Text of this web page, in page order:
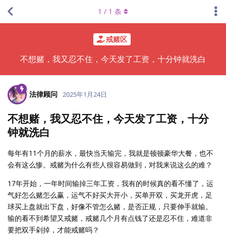
戒赌区
不想赌，我又忍不住，今天发了工资，十分钟就洗白
1 / 1 条
法律顾问 2025年1月24日
不想赌，我又忍不住，今天发了工资，十分
钟就洗白
每年有11个月的薪水，最快当天输完，我就是顿顿豪华大餐，也不
会有这么惨。戒赌为什么有些人很容易做到，对我来说这么的难？
17年开始，一年时间输掉三年工资，我有的时候真的看不懂了，运
气好怎么赌怎么赢，运气不好买大开小，买单开双，买龙开虎，足
球买上盘就出下盘，好像不管怎么赌，是否正规，只要伸手就输。
输的看不到希望又戒赌，戒赌几个月有点钱了还是忍不住，难道非
要把双手剁掉，才能戒赌吗？